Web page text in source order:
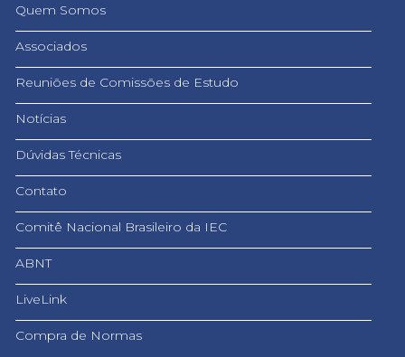
Quem Somos
Associados
Reuniões de Comissões de Estudo
Notícias
Dúvidas Técnicas
Contato
Comitê Nacional Brasileiro da IEC
ABNT
LiveLink
Compra de Normas